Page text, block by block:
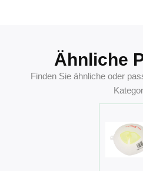
Ähnliche
Finden Sie ähnliche oder